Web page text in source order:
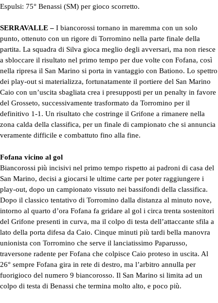
Espulsi: 75° Benassi (SM) per gioco scorretto.
SERRAVALLE – I biancorossi tornano in maremma con un solo
punto, ottenuto con un rigore di Torromino nella parte finale della
partita. La squadra di Silva gioca meglio degli avversari, ma non riesce
a sbloccare il risultato nel primo tempo per due volte con Fofana, così
nella ripresa il San Marino si porta in vantaggio con Bationo. Lo spettro
dei play-out si materializza, fortunatamente il portiere del San Marino
Caio con un’uscita sbagliata crea i presupposti per un penalty in favore
del Grosseto, successivamente trasformato da Torromino per il
definitivo 1-1. Un risultato che costringe il Grifone a rimanere nella
zona calda della classifica, per un finale di campionato che si annuncia
veramente difficile e combattuto fino alla fine.
Fofana vicino al gol
Biancorossi più incisivi nel primo tempo rispetto ai padroni di casa del
San Marino, decisi a giocarsi le ultime carte per poter raggiungere i
play-out, dopo un campionato vissuto nei bassifondi della classifica.
Dopo il classico tentativo di Torromino dalla distanza al minuto nove,
intorno al quarto d’ora Fofana fa gridare al gol i circa trenta sostenitori
del Grifone presenti in curva, ma il colpo di testa dell’attaccante sfila a
lato della porta difesa da Caio. Cinque minuti più tardi bella manovra
unionista con Torromino che serve il lanciatissimo Paparusso,
traversone radente per Fofana che colpisce Caio proteso in uscita. Al
26° sempre Fofana gira in rete di destro, ma l’arbitro annulla per
fuorigioco del numero 9 biancorosso. Il San Marino si limita ad un
colpo di testa di Benassi che termina molto alto, e poco più.